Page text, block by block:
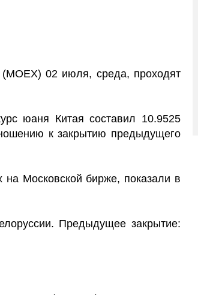
02 июля, среда, проходят
юаня Китая составил 10.9525
к закрытию предыдущего
Московской бирже, показали в
Предыдущее закрытие: